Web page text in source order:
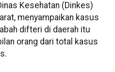
Kesehatan (Dinkes)
menyampaikan kasus
difteri di daerah itu
orang dari total kasus